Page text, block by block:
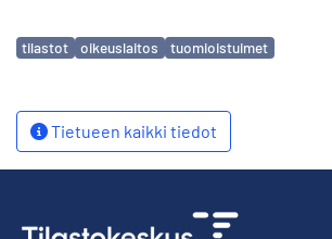
Avainsanat
tilastot oikeuslaitos tuomioistuimet
Tietueen kaikki tiedot